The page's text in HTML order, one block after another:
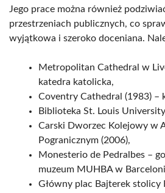
Jego prace można również
przestrzeniach publicznych, co
wyjątkowa i szeroko doceniana.
Metropolitan Cathedral w
katedra katolicka,
Coventry Cathedral (1983) –
Biblioteka St. Louis
Carski Dworzec Kolejowy w
Pogranicznym (2006),
Monesterio de Pedralbes –
muzeum MUHBA w
Główny plac Bajterek stolicy